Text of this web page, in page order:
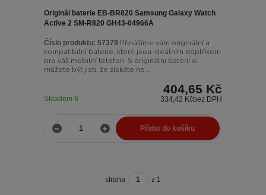
Originál baterie EB-BR820 Samsung Galaxy Watch
Active 2 SM-R820 GH43-04966A
Číslo produktu: 57379 Přinášíme vám originální a
kompatibilní baterie, které jsou ideálním doplňkem
pro váš mobilní telefon. S originální baterií si
můžete být jisti, že získáte ne...
404,65 Kč
334,42 Kčbez DPH
Skladem 6
Přidat do košíku
strana z 1